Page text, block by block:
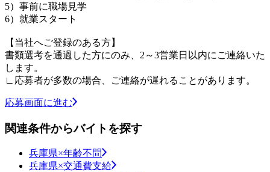
5）事前に職場見学
6）就業スタート
【当社へご登録のある方】
書類選考を通過した方にのみ、2～3営業日以内にご連絡いた
します。
∟応募者が多数の場合、ご連絡が遅れることがあります。
応募画面に進む
関連条件からバイトを探す
兵庫県×年齢不問
兵庫県×交通費支給